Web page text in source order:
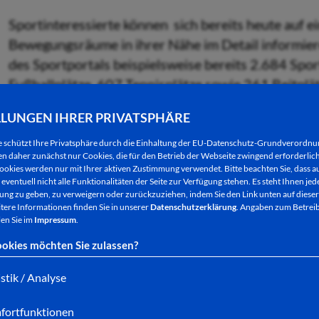
IHRER PRIVATSPHÄRE
schützt Ihre Privatsphäre durch die Einhaltung der EU-Datenschutz-
daher zunächst nur Cookies, die für den Betrieb der Webseite zwingend
werden nur mit Ihrer aktiven Zustimmung verwendet. Bitte beachten Sie, dass
nicht alle Funktionalitäten der Seite zur Verfügung stehen. Es steht Ihnen
zu geben, zu verweigern oder zurückzuziehen, indem Sie den Link unten auf
Informationen finden Sie in unsererDatenschutzerklärung. Angaben zum
Sie im Impressum.
möchten Sie zulassen?
/ Analyse
Sportinteressierte können sich bereits heute auf
Bewegungsräume in ihrer Nähe im Detail
des Sportportals beispielsweise bereits 2.684
Fußballplätze, 607 Tennisplätze sowie 261
Details zu den Sportstätten und eine direkte
ablesbar, wo sich die nächste Sportstätte
und welcher Verein mit welchem Angebot sie nutzt.
„Viele Sportvereine und Kommunen haben sich
das System eingetragen. Dadurch können
Sportangebote unserer Vereine suchen und
Hessen macht uns als Dachorganisation
die Entwicklung der Sportinfrastruktur in Hessen
des Landessportbundes Hessen.
Für Sportvereine bietet das Angebot eine weitere